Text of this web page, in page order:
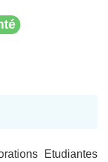
Etudiantes